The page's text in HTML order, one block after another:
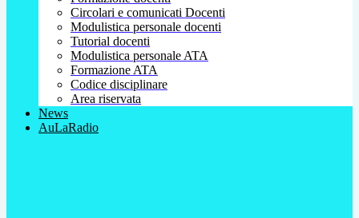
Circolari e comunicati Docenti
Modulistica personale docenti
Tutorial docenti
Modulistica personale ATA
Formazione ATA
Codice disciplinare
Area riservata
News
AuLaRadio